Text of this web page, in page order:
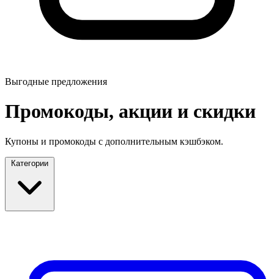
Выгодные предложения
Промокоды, акции и скидки
Купоны и промокоды с дополнительным кэшбэком.
Категории